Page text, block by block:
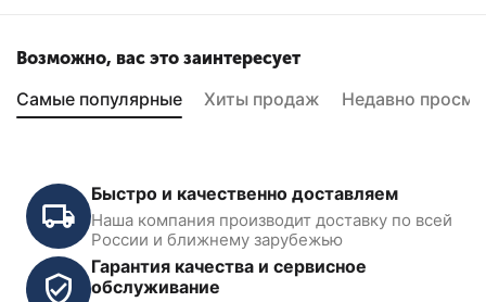
Возможно, вас это заинтересует
Самые популярные Хиты продаж Недавно
Быстро и качественно доставляем
Наша компания производит доставку по всей
России и ближнему зарубежью
Гарантия качества и сервисное
обслуживание